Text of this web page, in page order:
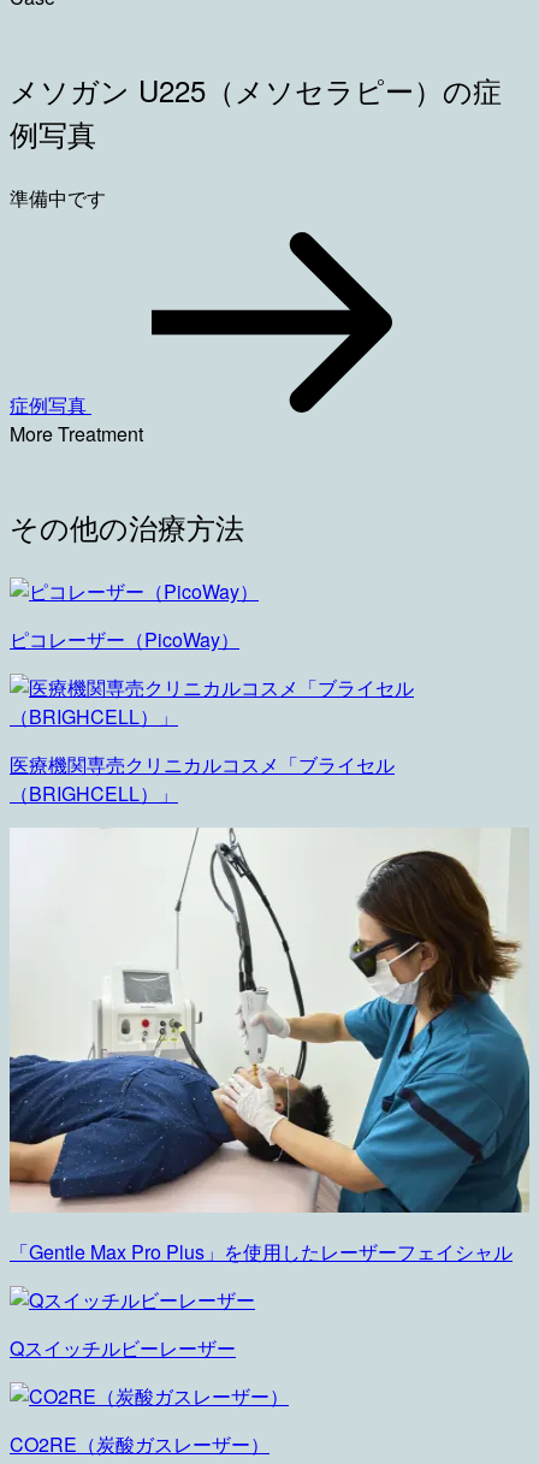
メソガン U225（メソセラピー）の症
例写真
準備中です
症例写真
More Treatment
その他の治療方法
ピコレーザー（PicoWay）
医療機関専売クリニカルコスメ「ブライセル
（BRIGHCELL）」
「Gentle Max Pro Plus」を使用したレーザーフェイシャル
Qスイッチルビーレーザー
CO2RE（炭酸ガスレーザー）